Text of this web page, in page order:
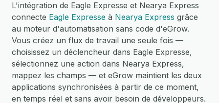
L'intégration de Eagle Expresse et Nearya Express
connecte Eagle Expresse à Nearya Express grâce
au moteur d'automatisation sans code d'eGrow.
Vous créez un flux de travail une seule fois —
choisissez un déclencheur dans Eagle Expresse,
sélectionnez une action dans Nearya Express,
mappez les champs — et eGrow maintient les deux
applications synchronisées à partir de ce moment,
en temps réel et sans avoir besoin de développeurs.